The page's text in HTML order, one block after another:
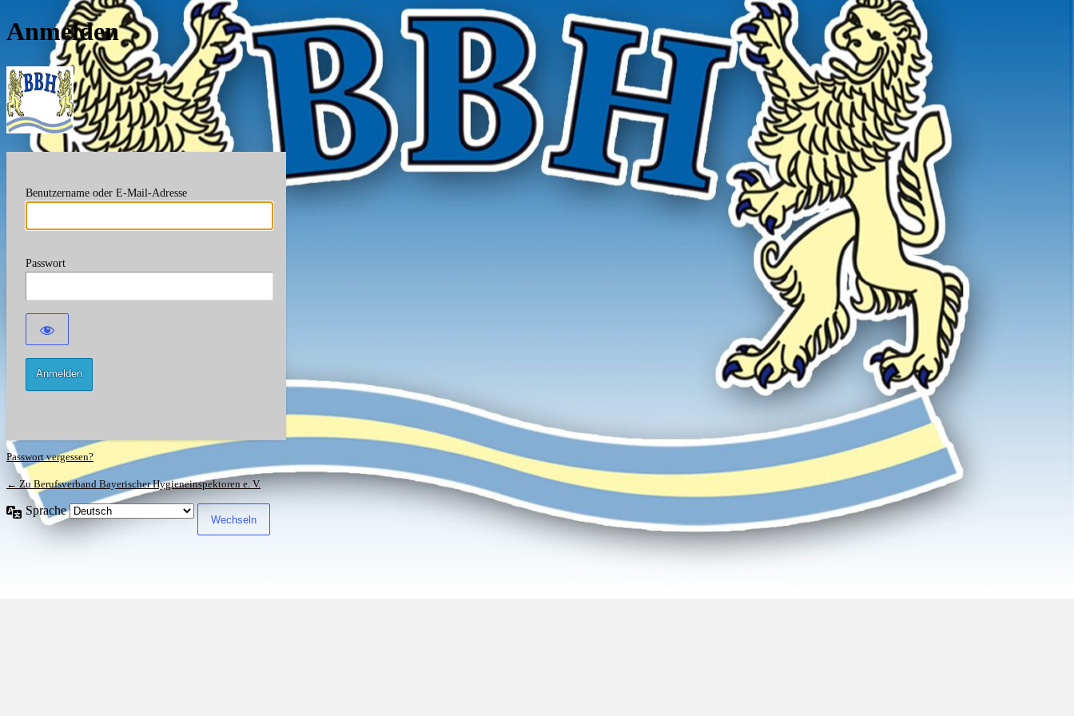
Anmelden
Berufsverband Bayerischer Hygieneinspektoren e. V.
Benutzername oder E-Mail-Adresse
Passwort
Passwort vergessen?
← Zu Berufsverband Bayerischer Hygieneinspektoren e. V.
Sprache